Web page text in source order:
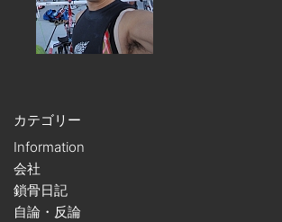
カテゴリー
Information
会社
鎖骨日記
自論・反論